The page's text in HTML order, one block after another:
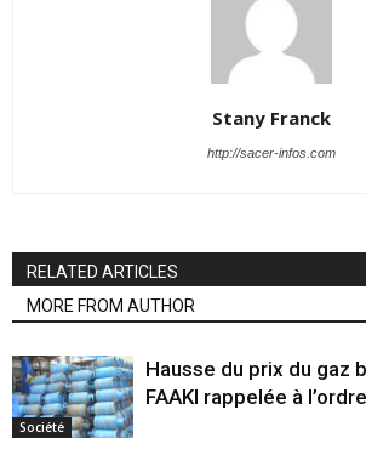
Stany Franck
http://sacer-infos.com
RELATED ARTICLES
MORE FROM AUTHOR
Société
Hausse du prix du gaz
FAAKI rappelée à